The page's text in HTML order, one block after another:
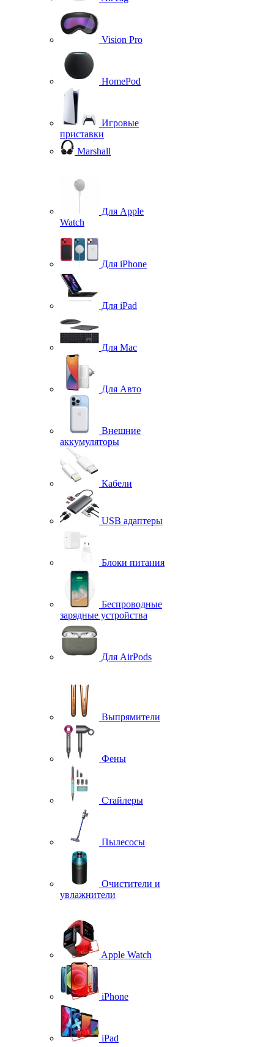
Vision Pro
HomePod
Игровые
приставки
Marshall
Для Apple
Watch
Для iPhone
Для iPad
Для Mac
Для Авто
Внешние
аккумуляторы
Кабели
USB адаптеры
Блоки питания
Беспроводные
зарядные устройства
Для AirPods
Выпрямители
Фены
Стайлеры
Пылесосы
Очистители и
увлажнители
Apple Watch
iPhone
iPad